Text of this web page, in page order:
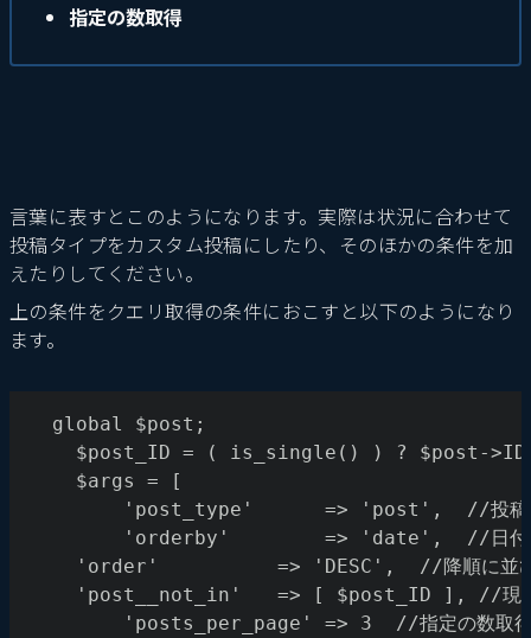
指定の数取得
言葉に表すとこのようになります。実際は状況に合わせて
投稿タイプをカスタム投稿にしたり、そのほかの条件を加
えたりしてください。
上の条件をクエリ取得の条件におこすと以下のようになり
ます。
  global $post;
$post_ID = ( is_single() ) ? $post-
	$args = [
'post_type'      => 'post',  //投稿
'orderby'        => 'date',  //日付
'order'          => 'DESC',  //降順に並
'post__not_in'   => [ $post_ID ], //現在
'posts_per_page' => 3  //指定の数取